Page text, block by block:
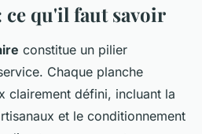
ce qu'il faut savoir
constitue un pilier
Chaque planche
clairement défini, incluant la
et le conditionnement